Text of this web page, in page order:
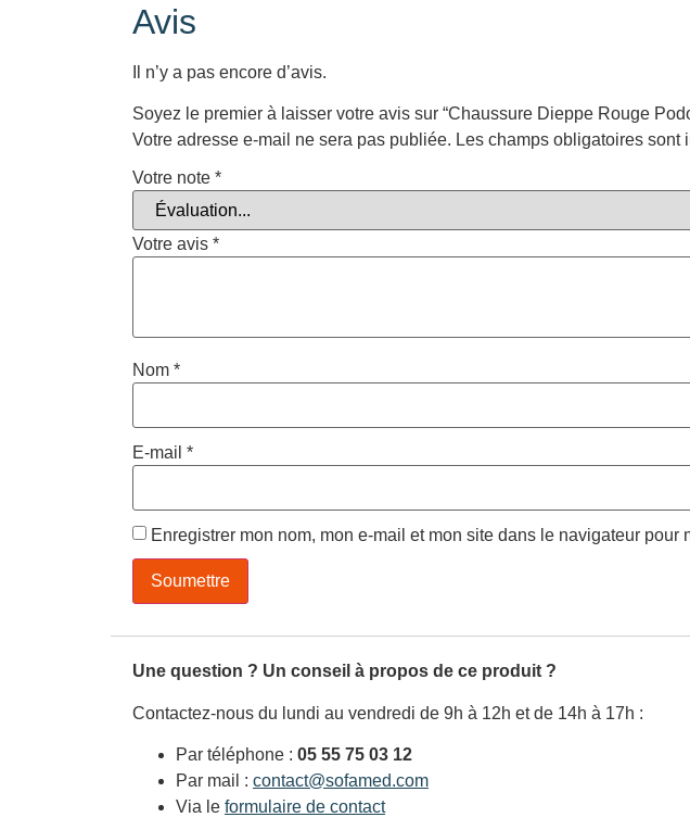
Avis
Il n’y a pas encore d’avis.
Soyez le premier à laisser votre avis sur “Chaussure Dieppe Rouge
Votre adresse e-mail ne sera pas publiée. Les champs obligatoires sont
Votre note *
Votre avis *
Nom *
E-mail *
Enregistrer mon nom, mon e-mail et mon site dans le navigateur pour
Une question ? Un conseil à propos de ce produit ?
Contactez-nous du lundi au vendredi de 9h à 12h et de 14h à 17h :
Par téléphone : 05 55 75 03 12
Par mail : contact@sofamed.com
Via le formulaire de contact